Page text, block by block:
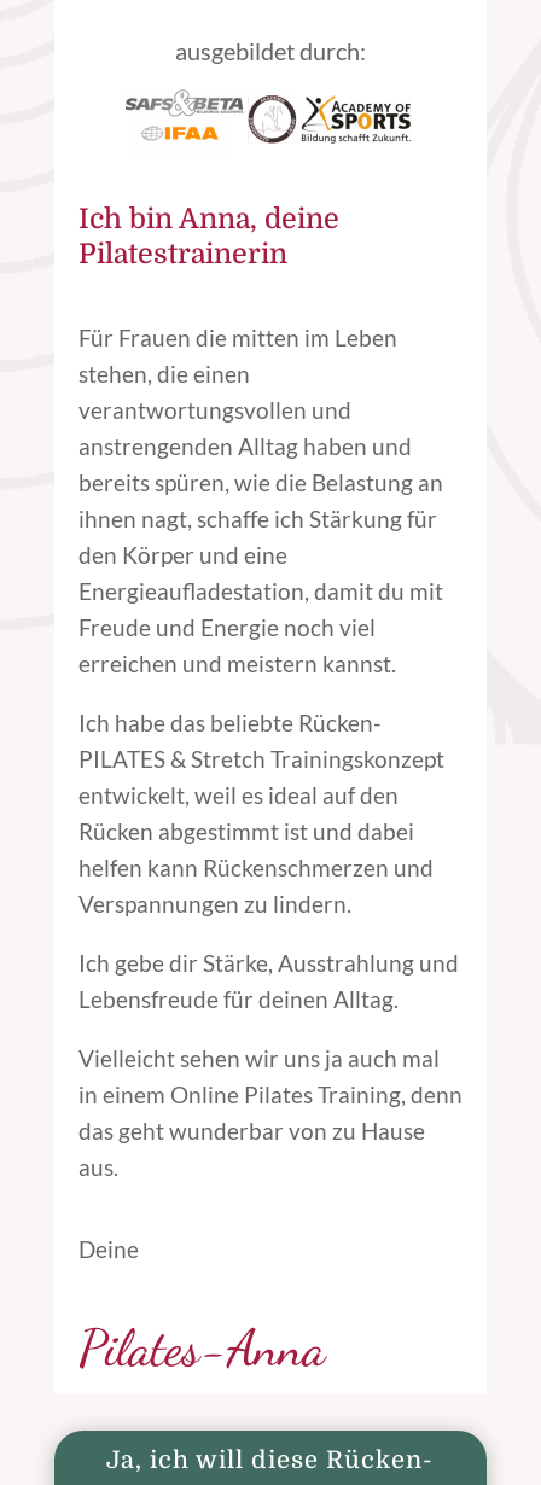
ausgebildet durch:
Ich bin Anna, deine
Pilatestrainerin
Für Frauen die mitten im Leben
stehen, die einen
verantwortungsvollen und
anstrengenden Alltag haben und
bereits spüren, wie die Belastung an
ihnen nagt, schaffe ich Stärkung für
den Körper und eine
Energieaufladestation, damit du mit
Freude und Energie noch viel
erreichen und meistern kannst.
Ich habe das beliebte Rücken-
PILATES & Stretch Trainingskonzept
entwickelt, weil es ideal auf den
Rücken abgestimmt ist und dabei
helfen kann Rückenschmerzen und
Verspannungen zu lindern.
Ich gebe dir Stärke, Ausstrahlung und
Lebensfreude für deinen Alltag.
Vielleicht sehen wir uns ja auch mal
in einem Online Pilates Training, denn
das geht wunderbar von zu Hause
aus.
Deine
Pilates-Anna
Ja, ich will diese Rücken-